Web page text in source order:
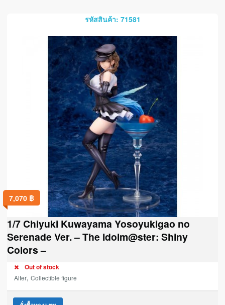
รหัสสินค้า: 71581
7,070 ฿
1/7 Chiyuki Kuwayama Yosoyukigao no
Serenade Ver. – The Idolm@ster: Shiny
Colors –
Out of stock
Alter, Collectible figure